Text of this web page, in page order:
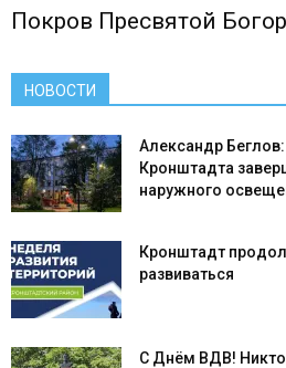
Покров Пресвятой
НОВОСТИ
Александр
Кронштадта
наружного
Кронштадт
развиваться
С Днём ВДВ!